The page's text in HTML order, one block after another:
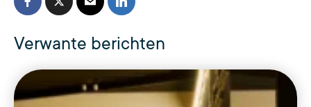
Verwante berichten